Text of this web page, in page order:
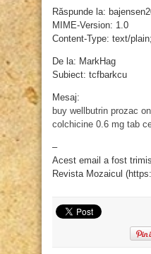
Răspunde la:
MIME-Version: 1.0
Content-Type: text/
De la: MarkHag
Subiect: tcfbarkcu
Mesaj:
buy wellbutrin prozac
colchicine 0.6 mg tab
–
Acest email a fost
Revista Mozaicul